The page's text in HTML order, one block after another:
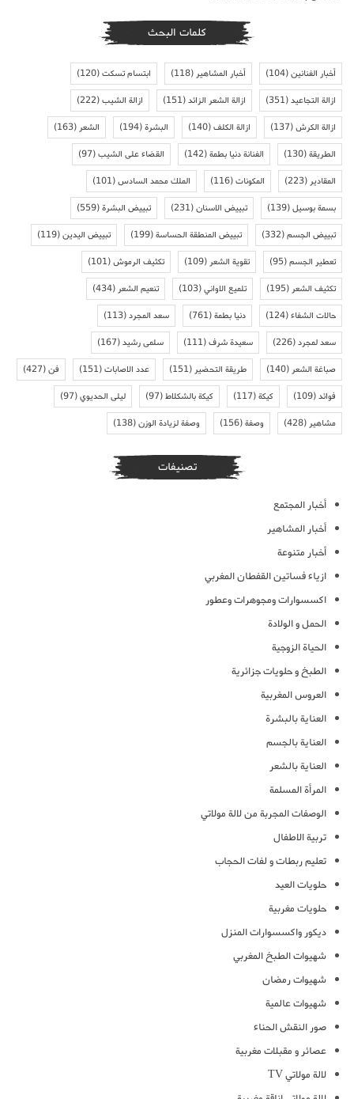
كلمات البحث
أخبار الفنانين(104) أخبار المشاهير(118) ابتسام تسكت(120)
ازالة التجاعيد(351) ازالة الشعر الزائد(151) ازالة الشيب(222)
ازالة الكرش(137) ازالة الكلف(140) البشرة(194) الشعر(163)
الطريقة(130) الفنانة دنيا بطمة(142) القضاء على الشيب(97)
المقادير(223) المكونات(116) الملك محمد السادس(101)
بسمة بوسيل(139) تبييض الاسنان(231) تبييض البشرة(559)
تبييض الجسم(332) تبييض المنطقة الحساسة(199) تبييض اليدين(119)
تعطير الجسم(95) تقوية الشعر(109) تكثيف الرموش(101)
تكثيف الشعر(195) تلميع الاواني(103) تنعيم الشعر(434)
حالات الشفاء(124) دنيا بطمة(761) سعد المجرد(113)
سعد لمجرد(226) سعيدة شرف(111) سلمى رشيد(167)
صباغة الشعر(140) طريقة التحضير(151) عدد الاصابات(151) فن(427)
فوائد(109) كيكة(117) كيكة بالشكلاط(97) ليلى الحديوي(97)
مشاهير(428) وصفة(156) وصفة لزيادة الوزن(138)
تصنيفات
أخبار المجتمع
أخبار المشاهير
أخبار متنوعة
ازياء فساتين القفطان المغربي
اكسسوارات ومجوهرات وعطور
الحمل و الولادة
الحياة الزوجية
الطبخ و حلويات جزائرية
العروس المغربية
العناية بالبشرة
العناية بالجسم
العناية بالشعر
المرأة المسلمة
الوصفات المجربة من لالة مولاتي
تربية الاطفال
تعليم ربطات و لفات الحجاب
حلويات العيد
حلويات مغربية
ديكور واكسسوارات المنزل
شهيوات الطبخ المغربي
شهيوات رمضان
شهيوات عالمية
صور النقش الحناء
عصائر و مقبلات مغربية
لالة مولاتي TV